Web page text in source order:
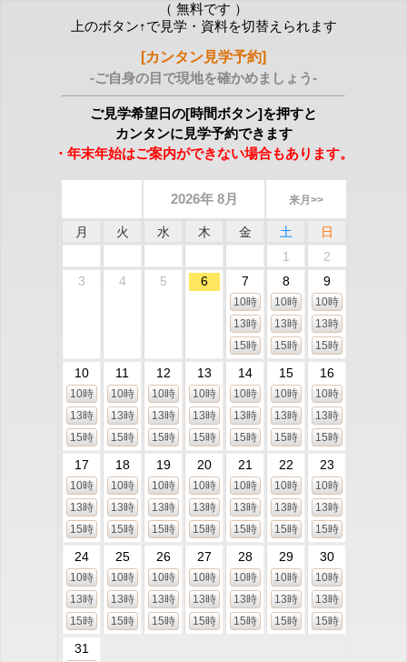
（ 無料です ）
上のボタン↑で見学・資料を切替えられます
[カンタン見学予約]
-ご自身の目で現地を確かめましょう-
ご見学希望日の[時間ボタン]を押すと
カンタンに見学予約できます
・年末年始はご案内ができない場合もあります。
2026年 8月 来月>>
月 火 水 木 金 土
日
1
2
3
4 5 6 7
10時
13時
15時
8
10時
13時
15時
9
10時
13時
15時
10
10時
13時
15時
11
10時
13時
15時
12
10時
13時
15時
13
10時
13時
15時
14
10時
13時
15時
15
10時
13時
15時
16
10時
13時
15時
17
10時
13時
15時
18
10時
13時
15時
19
10時
13時
15時
20
10時
13時
15時
21
10時
13時
15時
22
10時
13時
15時
23
10時
13時
15時
24
10時
13時
15時
25
10時
13時
15時
26
10時
13時
15時
27
10時
13時
15時
28
10時
13時
15時
29
10時
13時
15時
30
10時
13時
15時
31